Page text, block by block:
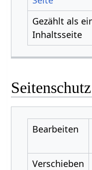
Gezählt als
Inhaltsseite
Seitenschutz
Bearbeiten
Verschieben